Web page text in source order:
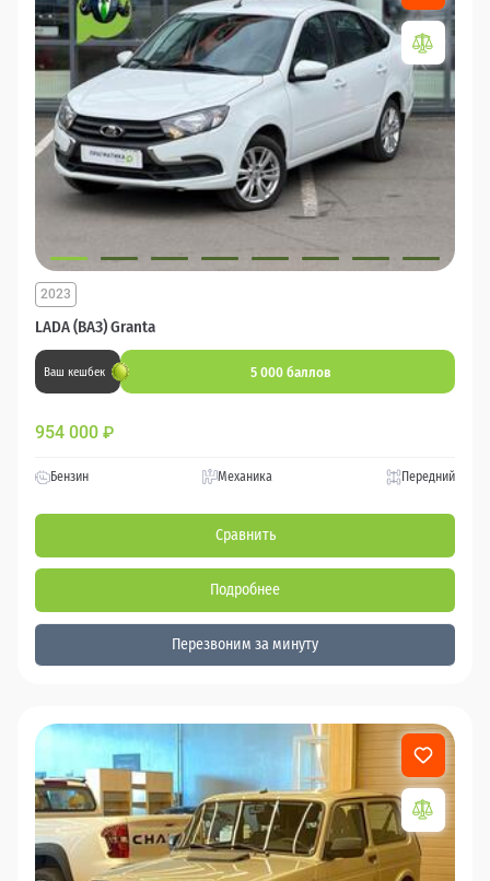
LADA (ВАЗ) Granta
2023
Ваш кешбек 5 000 баллов
954 000 ₽
Бензин Механика Передний
Сравнить
Подробнее
Перезвоним за минуту